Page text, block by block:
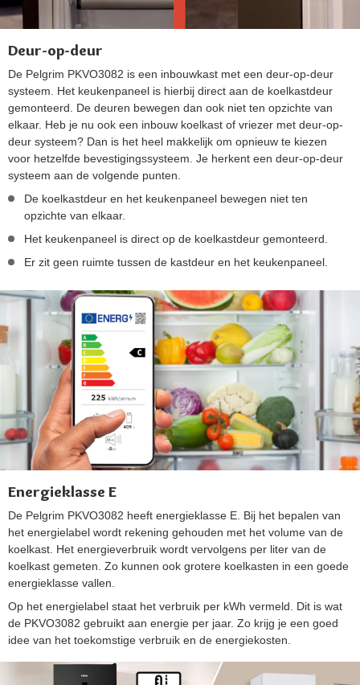
Deur-op-deur
De Pelgrim PKVO3082 is een inbouwkast met een deur-op-deur
systeem. Het keukenpaneel is hierbij direct aan de koelkastdeur
gemonteerd. De deuren bewegen dan ook niet ten opzichte van
elkaar. Heb je nu ook een inbouw koelkast of vriezer met deur-op-
deur systeem? Dan is het heel makkelijk om opnieuw te kiezen
voor hetzelfde bevestigingssysteem. Je herkent een deur-op-deur
systeem aan de volgende punten.
De koelkastdeur en het keukenpaneel bewegen niet ten
opzichte van elkaar.
Het keukenpaneel is direct op de koelkastdeur gemonteerd.
Er zit geen ruimte tussen de kastdeur en het keukenpaneel.
Energieklasse E
De Pelgrim PKVO3082 heeft energieklasse E. Bij het bepalen van
het energielabel wordt rekening gehouden met het volume van de
koelkast. Het energieverbruik wordt vervolgens per liter van de
koelkast gemeten. Zo kunnen ook grotere koelkasten in een goede
energieklasse vallen.
Op het energielabel staat het verbruik per kWh vermeld. Dit is wat
de PKVO3082 gebruikt aan energie per jaar. Zo krijg je een goed
idee van het toekomstige verbruik en de energiekosten.